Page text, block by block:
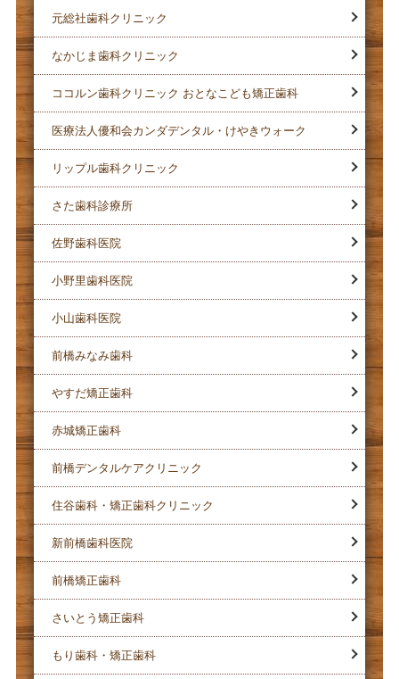
元総社歯科クリニック
なかじま歯科クリニック
ココルン歯科クリニック おとなこども矯正歯科
医療法人優和会カンダデンタル・けやきウォーク
リップル歯科クリニック
さた歯科診療所
佐野歯科医院
小野里歯科医院
小山歯科医院
前橋みなみ歯科
やすだ矯正歯科
赤城矯正歯科
前橋デンタルケアクリニック
住谷歯科・矯正歯科クリニック
新前橋歯科医院
前橋矯正歯科
さいとう矯正歯科
もり歯科・矯正歯科